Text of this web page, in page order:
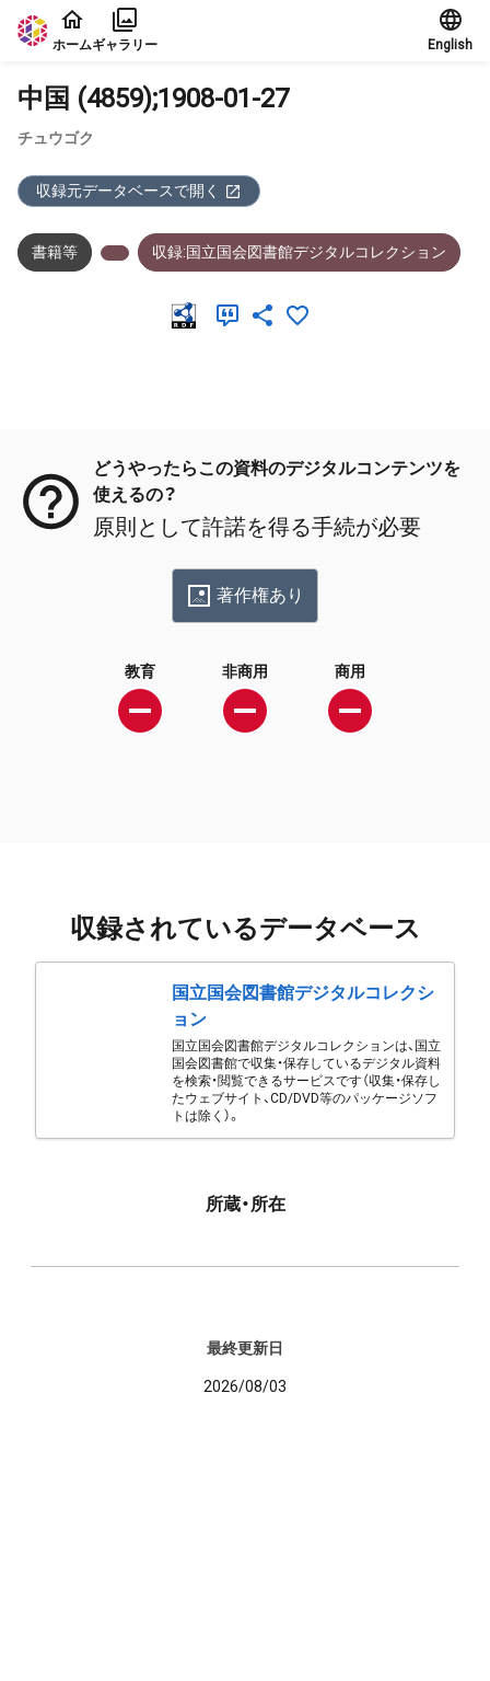
本文に飛ぶ
ホームギャラリー English
中国 (4859);1908-01-27
チュウゴク
収録元データベースで開く
書籍等 収録:国立国会図書館デジタルコレクション
どうやったらこの資料のデジタルコンテンツを
使えるの？
原則として許諾を得る手続が必要
著作権あり
教育 非商用 商用
収録されているデータベース
国立国会図書館デジタルコレクシ
ョン
国立国会図書館デジタルコレクションは、国立
国会図書館で収集・保存しているデジタル資料
を検索・閲覧できるサービスです（収集・保存し
たウェブサイト、CD/DVD等のパッケージソフ
トは除く）。
所蔵・所在
最終更新日
2026/08/03